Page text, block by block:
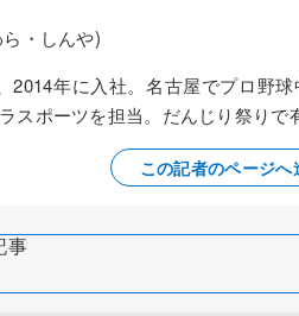
・しんや)
2014年に入社。名古屋でプロ野
スポーツを担当。だんじり祭りで
この記者のページへ
事